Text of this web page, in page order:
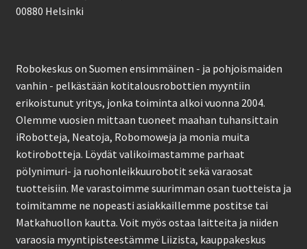
00880 Helsinki
Robokeskus on Suomen ensimmäinen - ja pohjoismaiden
vanhin - pelkästään kotitalousrobottien myyntiin
erikoistunut yritys, jonka toiminta alkoi vuonna 2004.
Olemme vuosien mittaan tuoneet maahan tuhansittain
iRobotteja, Neatoja, Robomoweja ja monia muita
kotirobotteja. Löydät valikoimastamme parhaat
pölynimuri- ja ruohonleikkuurobotit sekä varaosat
tuotteisiin. Me varastoimme suurimman osan tuotteista ja
toimitamme ne nopeasti asiakkaillemme postitse tai
Matkahuollon kautta. Voit myös ostaa laitteita ja niiden
varaosia myyntipisteestämme Liizista, kauppakeskus